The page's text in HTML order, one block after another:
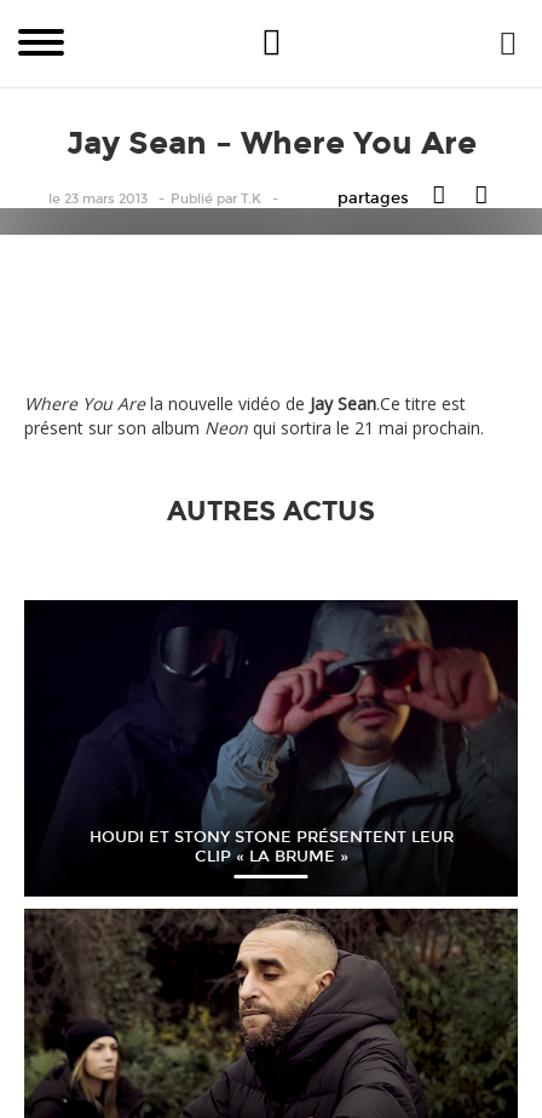
Jay Sean – Where You Are
le 23 mars 2013 Publié par T.K partages
Where You Arela nouvelle vidéo de Jay Sean.Ce titre est
présent sur son album Neon qui sortira le 21 mai prochain.
AUTRES ACTUS
HOUDI ET STONY STONE PRÉSENTENT LEUR
CLIP « LA BRUME »